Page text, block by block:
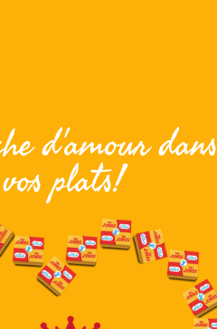
d'amour dans
vos plats!